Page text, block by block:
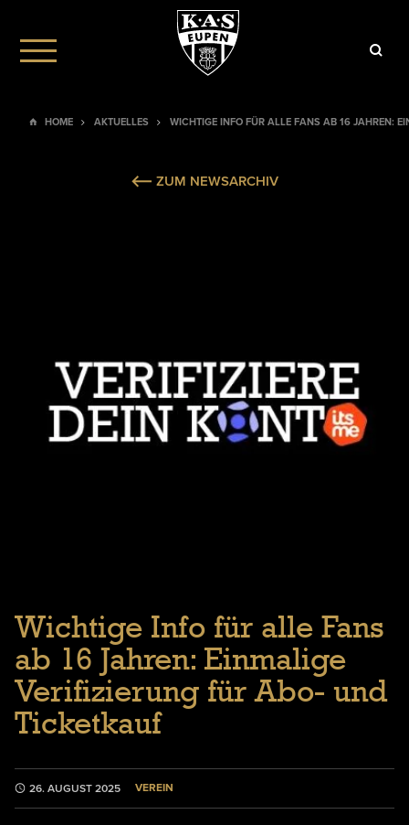
HOME AKTUELLES WICHTIGE INFO FÜR ALLE FANS AB 16 JAHREN:
ZUM NEWSARCHIV
Wichtige Info für alle Fans
ab 16 Jahren: Einmalige
Verifizierung für Abo- und
Ticketkauf
26. AUGUST 2025 VEREIN